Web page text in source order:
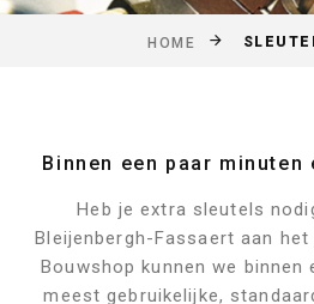
HOME
Binnen een paar minuten
Heb je extra sleutels
Bleijenbergh-Fassaert aan
Bouwshop kunnen we binnen
meest gebruikelijke,